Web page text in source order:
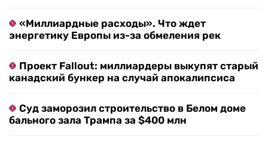
«Миллиардные расходы». Что ждет
энергетику Европы из-за обмеления рек
Проект Fallout: миллиардеры выкупят старый
канадский бункер на случай апокалипсиса
Суд заморозил строительство в Белом доме
бального зала Трампа за $400 млн